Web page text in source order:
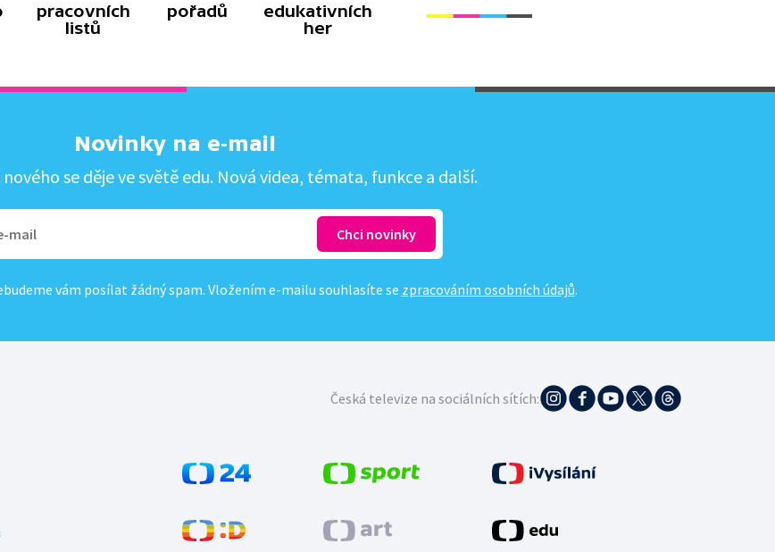
pracovních
listů
pořadů
edukativních
her
Novinky na e-mail
se děje ve světě edu. Nová videa, témata, funkce a další.
vám posílat žádný spam. Vložením e-mailu souhlasíte se zpracováním osobních údajů.